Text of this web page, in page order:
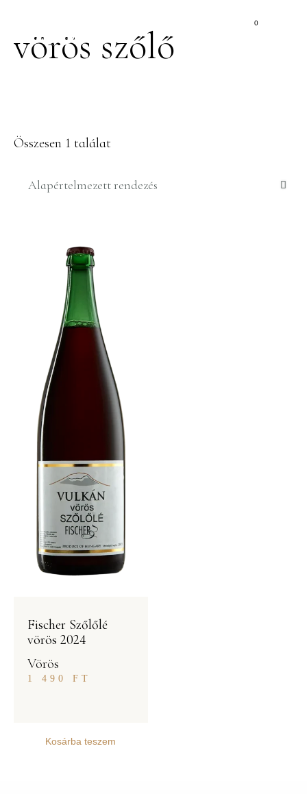
0
vörös szőlő
Összesen 1 találat
Fischer Szőlőlé
vörös 2024
Vörös
1 490 FT
Kosárba teszem